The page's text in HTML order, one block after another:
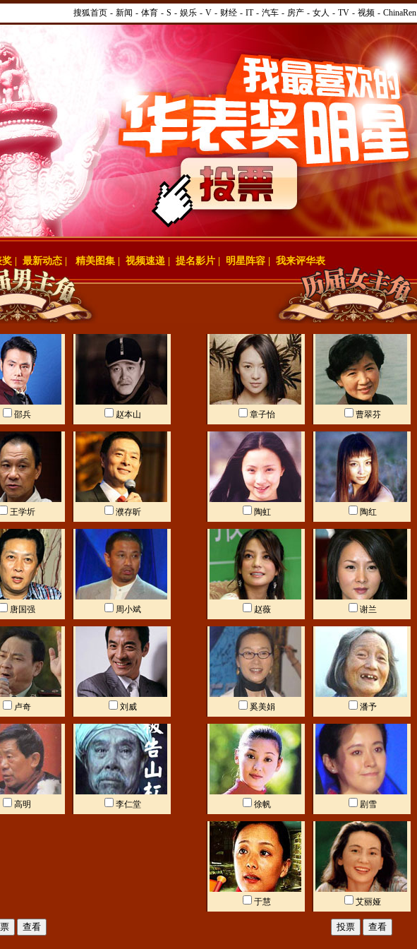
搜狐首页 - 新闻 - 体育 - S - 娱乐 - V - 财经 - IT - 汽车 - 房产 - 女人 - TV - 视频 - ChinaRen
奖| 最新动态| 精美图集| 视频速递 提名影片| 明星阵容| 我来评华表
邵兵 赵本山
王学圻 濮存昕
唐国强 周小斌
卢奇 刘威
高明 李仁堂
章子怡 曹翠芬
陶虹 陶红
赵薇 谢兰
奚美娟 潘予
徐帆 剧雪
于慧 艾丽娅